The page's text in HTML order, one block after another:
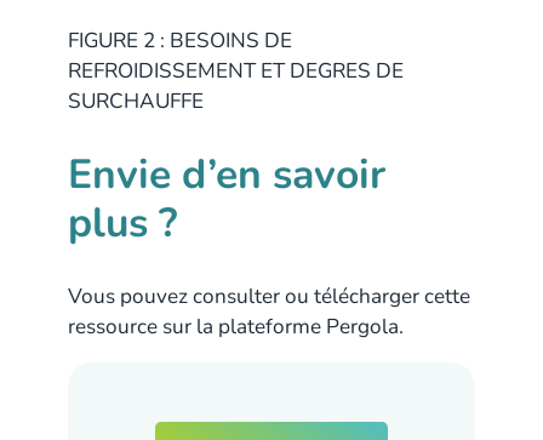
FIGURE 2 : BESOINS DE
REFROIDISSEMENT ET DEGRES DE
SURCHAUFFE
Envie d’en savoir
plus ?
Vous pouvez consulter ou télécharger cette
ressource sur la plateforme Pergola.